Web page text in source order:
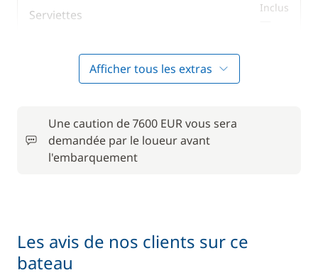
Serviettes Inclus
Cuisinier (repas non inclus)
Rachat de Franchise
Afficher tous les extras
Une caution de 7600 EUR vous sera
demandée par le loueur avant
l'embarquement
Les avis de nos clients sur ce
bateau